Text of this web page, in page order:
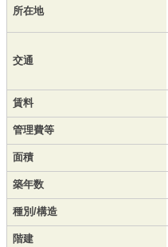
所在地
交通
賃料
管理費等
面積
築年数
種別/構造
階建